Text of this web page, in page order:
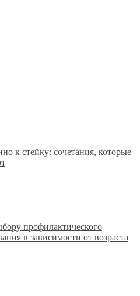
к стейку: сочетания, которые
профилактического
в зависимости от возраста